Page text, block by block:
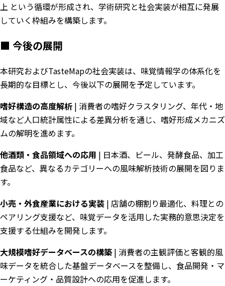
上 という循環が形成され、学術研究と社会実装が相互に発展
していく枠組みを構築します。
■ 今後の展開
本研究およびTasteMapの社会実装は、味覚情報学の体系化を
長期的な目標とし、今後以下の展開を予定しています。
嗜好構造の高度解析 | 消費者の嗜好クラスタリング、年代・地
域など人口統計属性による差異分析を通じ、嗜好形成メカニズ
ムの解明を進めます。
他酒類・食品領域への応用 | 日本酒、ビール、発酵食品、加工
食品など、異なるカテゴリーへの風味解析技術の展開を図りま
す。
小売・外食産業における実装 | 店舗の棚割り最適化、料理との
ペアリング支援など、味覚データを活用した実務的意思決定を
支援する仕組みを開発します。
大規模嗜好データベースの構築| 消費者の主観評価と客観的風
味データを統合した基盤データベースを整備し、食品開発・マ
ーケティング・品質設計への応用を促進します。